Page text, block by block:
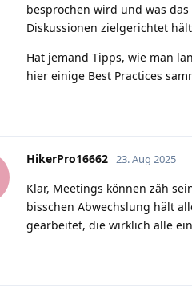
besprochen wird und was
Diskussionen zielgerichtet
Hat jemand Tipps, wie man
hier einige Best Practices
HikerPro16662 23. Aug 2025
Klar, Meetings können zäh
bisschen Abwechslung hält
gearbeitet, die wirklich alle